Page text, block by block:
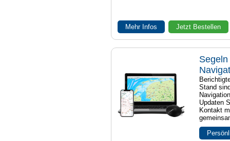
Mehr Infos Jetzt Bestellen
Stand
Updaten
Kontakt